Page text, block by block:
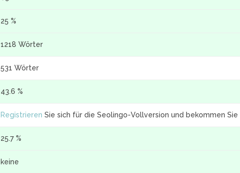
25 %
1218 Wörter
531 Wörter
43.6 %
Registrieren Sie sich für die Seolingo-Vollversion und bekommen Sie
25.7 %
keine